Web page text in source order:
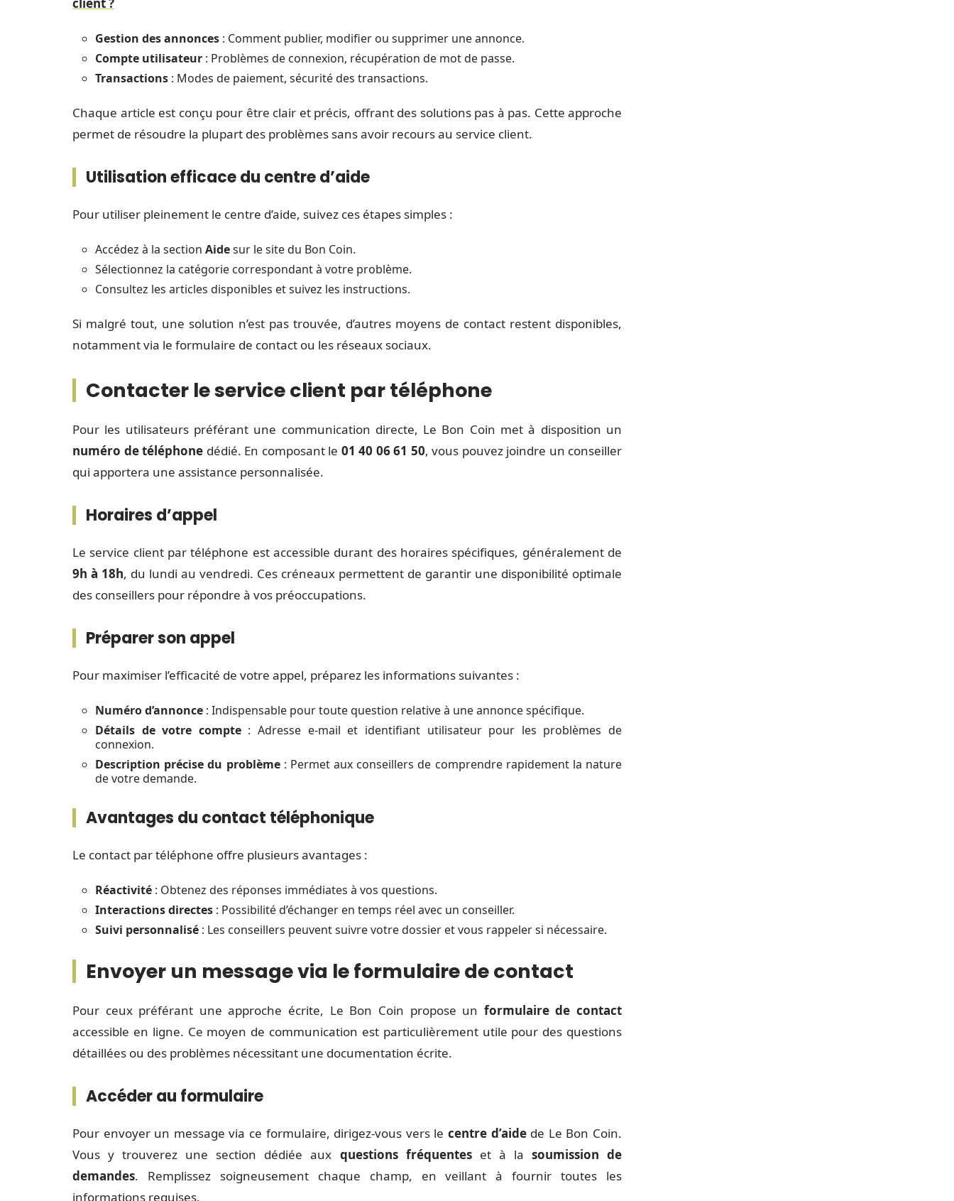
Gestion des annonces : Comment publier, modifier ou supprimer une annonce.
Compte utilisateur : Problèmes de connexion, récupération de mot de passe.
Transactions : Modes de paiement, sécurité des transactions.
Chaque article est conçu pour être clair et précis, offrant des solutions pas à pas. Cette approche
permet de résoudre la plupart des problèmes sans avoir recours au service client.
Utilisation efficace du centre d’aide
Pour utiliser pleinement le centre d’aide, suivez ces étapes simples :
Accédez à la section Aidesur le site du Bon Coin.
Sélectionnez la catégorie correspondant à votre problème.
Consultez les articles disponibles et suivez les instructions.
Si malgré tout, une solution n’est pas trouvée, d’autres moyens de contact restent disponibles,
notamment via le formulaire de contact ou les réseaux sociaux.
Contacter le service client par téléphone
Pour les utilisateurs préférant une communication directe, Le Bon Coin met à disposition un
numéro de téléphone dédié. En composant le 01 40 06 61 50, vous pouvez joindre un conseiller
qui apportera une assistance personnalisée.
Horaires d’appel
Le service client par téléphone est accessible durant des horaires spécifiques, généralement de
9h à 18h, du lundi au vendredi. Ces créneaux permettent de garantir une disponibilité optimale
des conseillers pour répondre à vos préoccupations.
Préparer son appel
Pour maximiser l’efficacité de votre appel, préparez les informations suivantes :
Numéro d’annonce : Indispensable pour toute question relative à une annonce spécifique.
Détails de votre compte: Adresse e-mail et identifiant utilisateur pour les problèmes de
connexion.
Description précise du problème: Permet aux conseillers de comprendre rapidement la nature
de votre demande.
Avantages du contact téléphonique
Le contact par téléphone offre plusieurs avantages :
Réactivité : Obtenez des réponses immédiates à vos questions.
Interactions directes : Possibilité d’échanger en temps réel avec un conseiller.
Suivi personnalisé : Les conseillers peuvent suivre votre dossier et vous rappeler si nécessaire.
Envoyer un message via le formulaire de contact
Pour ceux préférant une approche écrite, Le Bon Coin propose un formulaire de contact
accessible en ligne. Ce moyen de communication est particulièrement utile pour des questions
détaillées ou des problèmes nécessitant une documentation écrite.
Accéder au formulaire
Pour envoyer un message via ce formulaire, dirigez-vous vers le centre d’aidede Le Bon Coin.
Vous y trouverez une section dédiée aux questions fréquenteset à la soumission de
demandes. Remplissez soigneusement chaque champ, en veillant à fournir toutes les
informations requises.